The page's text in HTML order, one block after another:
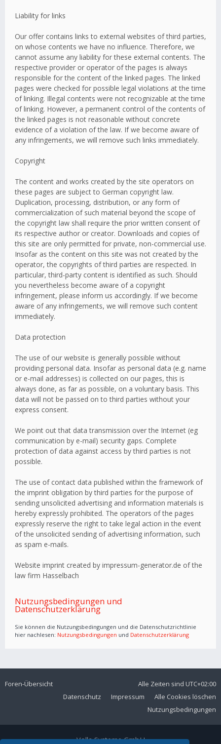
Liability for links
Our offer contains links to external websites of third parties,
on whose contents we have no influence. Therefore, we
cannot assume any liability for these external contents. The
respective provider or operator of the pages is always
responsible for the content of the linked pages. The linked
pages were checked for possible legal violations at the time
of linking. Illegal contents were not recognizable at the time
of linking. However, a permanent control of the contents of
the linked pages is not reasonable without concrete
evidence of a violation of the law. If we become aware of
any infringements, we will remove such links immediately.
Copyright
The content and works created by the site operators on
these pages are subject to German copyright law.
Duplication, processing, distribution, or any form of
commercialization of such material beyond the scope of
the copyright law shall require the prior written consent of
its respective author or creator. Downloads and copies of
this site are only permitted for private, non-commercial use.
Insofar as the content on this site was not created by the
operator, the copyrights of third parties are respected. In
particular, third-party content is identified as such. Should
you nevertheless become aware of a copyright
infringement, please inform us accordingly. If we become
aware of any infringements, we will remove such content
immediately.
Data protection
The use of our website is generally possible without
providing personal data. Insofar as personal data (e.g. name
or e-mail addresses) is collected on our pages, this is
always done, as far as possible, on a voluntary basis. This
data will not be passed on to third parties without your
express consent.
We point out that data transmission over the Internet (eg
communication by e-mail) security gaps. Complete
protection of data against access by third parties is not
possible.
The use of contact data published within the framework of
the imprint obligation by third parties for the purpose of
sending unsolicited advertising and information materials is
hereby expressly prohibited. The operators of the pages
expressly reserve the right to take legal action in the event
of the unsolicited sending of advertising information, such
as spam e-mails.
Website imprint created by impressum-generator.de of the
law firm Hasselbach
Nutzungsbedingungen und
Datenschutzerklärung
Sie können die Nutzungsbedingungen und die Datenschutzrichtlinie
hier nachlesen: Nutzungsbedingungen und Datenschutzerklärung
Foren-Übersicht Alle Zeiten sind UTC+02:00
Alle Cookies löschen
Impressum
Datenschutz
Nutzungsbedingungen
Volla Systeme GmbH